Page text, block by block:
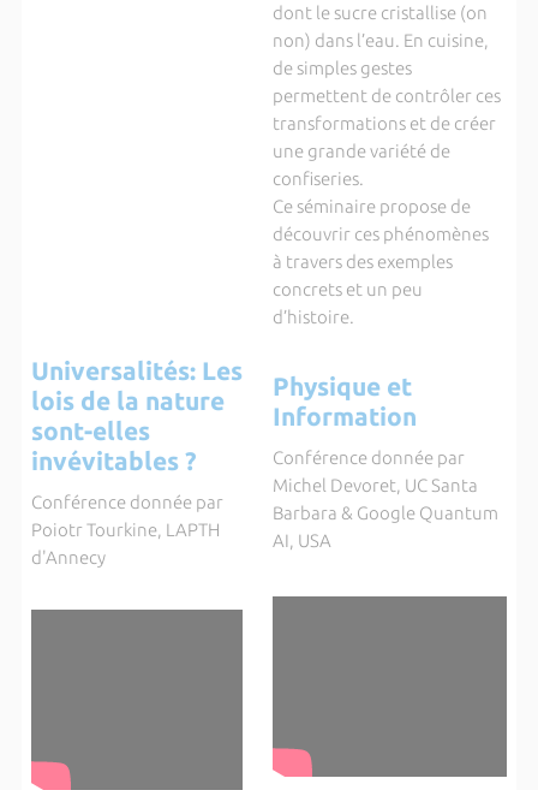
dont le sucre cristallise (on
non) dans l’eau. En cuisine,
de simples gestes
permettent de contrôler ces
transformations et de créer
une grande variété de
confiseries.
Ce séminaire propose de
découvrir ces phénomènes
à travers des exemples
concrets et un peu
d’histoire.
Universalités: Les
lois de la nature
sont-elles
invévitables ?
Conférence donnée par
Poiotr Tourkine, LAPTH
d'Annecy
Physique et
Information
Conférence donnée par
Michel Devoret, UC Santa
Barbara & Google Quantum
AI, USA